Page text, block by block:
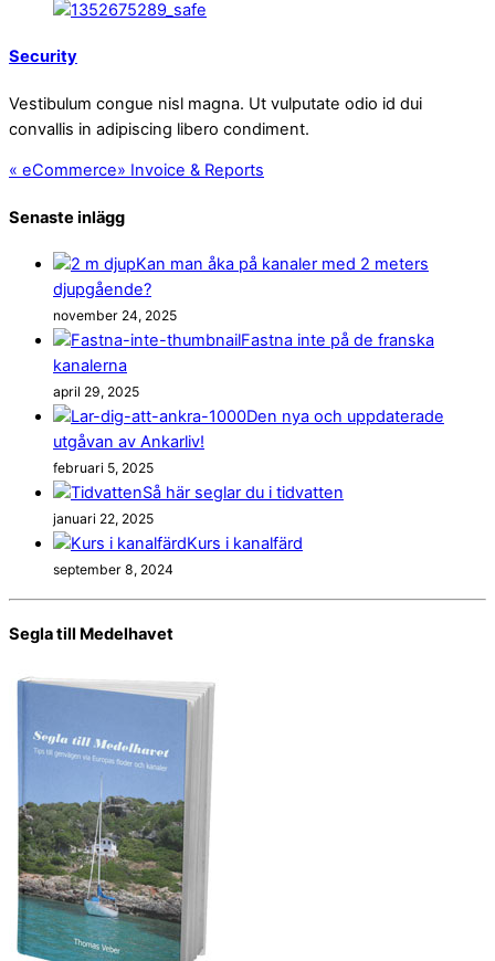
Security
Vestibulum congue nisl magna. Ut vulputate odio id dui
convallis in adipiscing libero condiment.
« eCommerce» Invoice & Reports
Senaste inlägg
Kan man åka på kanaler med 2 meters
djupgående?
november 24, 2025
Fastna inte på de franska
kanalerna
april 29, 2025
Den nya och uppdaterade
utgåvan av Ankarliv!
februari 5, 2025
Så här seglar du i tidvatten
januari 22, 2025
Kurs i kanalfärd
september 8, 2024
Segla till Medelhavet